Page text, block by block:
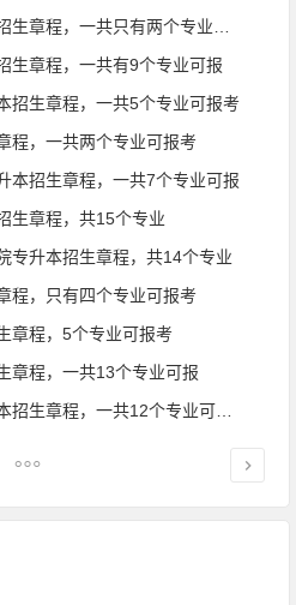
生章程，一共有9个专业可报
招生章程，一共5个专业可报考
程，一共两个专业可报考
本招生章程，一共7个专业可报
生章程，共15个专业
专升本招生章程，共14个专业
程，只有四个专业可报考
章程，5个专业可报考
章程，一共13个专业可报